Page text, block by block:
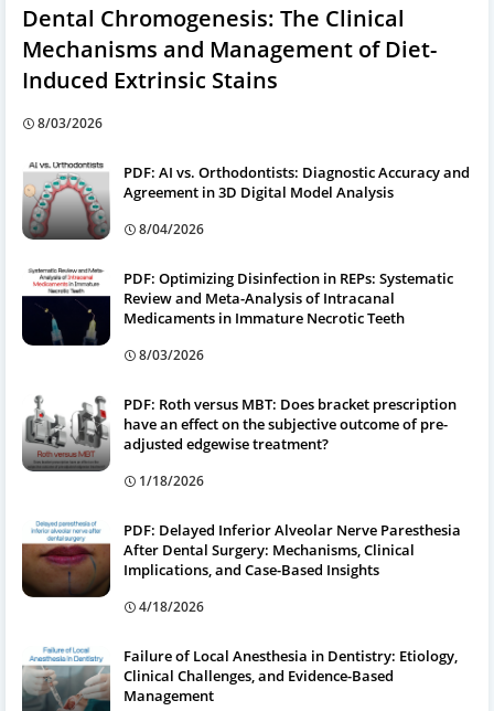
Dental Chromogenesis: The Clinical
Mechanisms and Management of Diet-
Induced Extrinsic Stains
8/03/2026
PDF: AI vs. Orthodontists: Diagnostic Accuracy and
Agreement in 3D Digital Model Analysis
8/04/2026
PDF: Optimizing Disinfection in REPs: Systematic
Review and Meta-Analysis of Intracanal
Medicaments in Immature Necrotic Teeth
8/03/2026
PDF: Roth versus MBT: Does bracket prescription
have an effect on the subjective outcome of pre-
adjusted edgewise treatment?
1/18/2026
PDF: Delayed Inferior Alveolar Nerve Paresthesia
After Dental Surgery: Mechanisms, Clinical
Implications, and Case-Based Insights
4/18/2026
Failure of Local Anesthesia in Dentistry: Etiology,
Clinical Challenges, and Evidence-Based
Management